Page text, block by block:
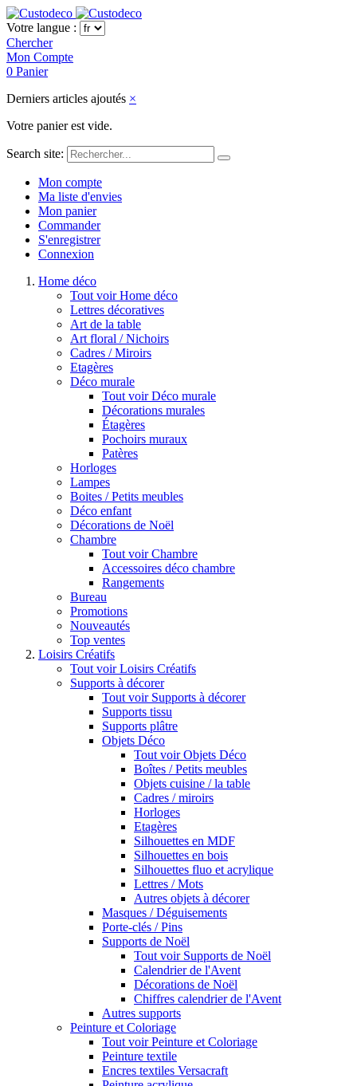
Votre langue :
Chercher
Mon Compte
0 Panier
Derniers articles ajoutés ×
Votre panier est vide.
Search site:
Mon compte
Ma liste d'envies
Mon panier
Commander
S'enregistrer
Connexion
Home déco
Tout voir Home déco
Lettres décoratives
Art de la table
Art floral / Nichoirs
Cadres / Miroirs
Etagères
Déco murale
Tout voir Déco murale
Décorations murales
Étagères
Pochoirs muraux
Patères
Horloges
Lampes
Boites / Petits meubles
Déco enfant
Décorations de Noël
Chambre
Tout voir Chambre
Accessoires déco chambre
Rangements
Bureau
Promotions
Nouveautés
Top ventes
Loisirs Créatifs
Tout voir Loisirs Créatifs
Supports à décorer
Tout voir Supports à décorer
Supports tissu
Supports plâtre
Objets Déco
Tout voir Objets Déco
Boîtes / Petits meubles
Objets cuisine / la table
Cadres / miroirs
Horloges
Etagères
Silhouettes en MDF
Silhouettes en bois
Silhouettes fluo et acrylique
Lettres / Mots
Autres objets à décorer
Masques / Déguisements
Porte-clés / Pins
Supports de Noël
Tout voir Supports de Noël
Calendrier de l'Avent
Décorations de Noël
Chiffres calendrier de l'Avent
Autres supports
Peinture et Coloriage
Tout voir Peinture et Coloriage
Peinture textile
Encres textiles Versacraft